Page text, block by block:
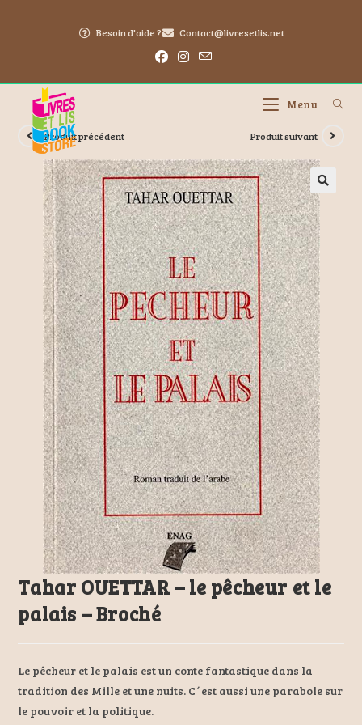
Besoin d'aide ? Contact@livresetlis.net
Menu
Produit précédent Produit suivant
Tahar OUETTAR – le pêcheur et le
palais – Broché
Le pêcheur et le palais est un conte fantastique dans la
tradition des Mille et une nuits. C´est aussi une parabole sur
le pouvoir et la politique.